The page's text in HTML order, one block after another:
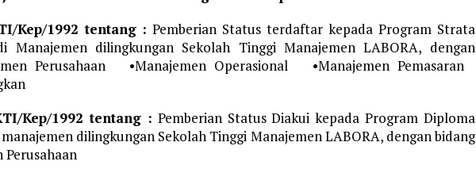
Kep/1992 tentang : Pemberian Status terdaftar kepada Program Strata
Manajemen dilingkungan Sekolah Tinggi Manajemen LABORA, dengan
Perusahaan •Manajemen Operasional •Manajemen Pemasaran
Kep/1992 tentang : Pemberian Status Diakui kepada Program Diploma
dilingkungan Sekolah Tinggi Manajemen LABORA, dengan bidang
Perusahaan